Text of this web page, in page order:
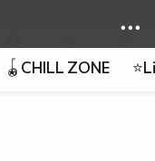
🪀CHILL ZONE